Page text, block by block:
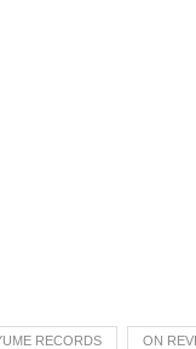
RECORDS ON